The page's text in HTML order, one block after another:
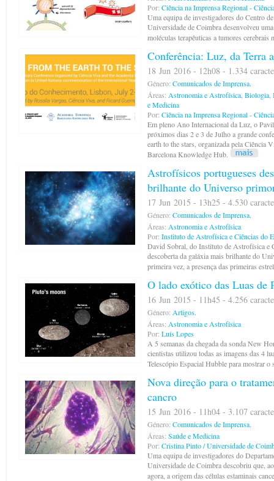
Por: Ciência na Imprensa Regional -
Uma equipa de investigadores do Centro
Universidade de Coimbra desenvolveu
moléculas terapêuticas a tumores cerebrais
Conferência: Luz, da Terra
18 Jun 2016 - 12h08 - 1.334
Género: Comunicados de Imprensa.
Áreas: Astronomia e Astrofísica Biologia
e Medicina
Por: Ciência na Imprensa Regional -
Em pleno Ano Internacional da Luz, o
próximos dias 2 e 3 de Julho a grande
earth to the stars, organizada pela Ciência
Barcelona Knowledge Hub.
Astrofísicos portugueses
brilhante do Universo
17 Jun 2015 - 13h25 - 4.530
Género: Comunicados de Imprensa.
Áreas: Astronomia e Astrofísica
Por: Instituto de Astrofísica e Ciências do
David Sobral, do Instituto de Astrofísica e
descoberta da galáxia mais brilhante do
primeira vez, a presença das primeiras
O lado exótico das Luas de
16 Jun 2015 - 11h45 - 4.256
Género: Artigos.
Áreas: Astronomia e Astrofísica
Por: Luís Lopes
A 5 semanas da chegada da sonda New
cientistas utilizou todas as imagens das 4
Telescópio Espacial Hubble para mostrar o
Nova direção para o
cancro
15 Jun 2016 - 11h04 - 3.107
Género: Comunicados de Imprensa.
Áreas: Saúde e Medicina
Por: Cristina Pinto / Universidade de
Uma equipa de investigadores do
Universidade de Coimbra descobriu que,
agora, a origem das células estaminais